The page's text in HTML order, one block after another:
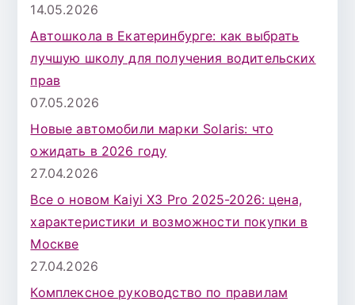
14.05.2026
Автошкола в Екатеринбурге: как выбрать
лучшую школу для получения водительских
прав
07.05.2026
Новые автомобили марки Solaris: что
ожидать в 2026 году
27.04.2026
Все о новом Kaiyi X3 Pro 2025-2026: цена,
характеристики и возможности покупки в
Москве
27.04.2026
Комплексное руководство по правилам